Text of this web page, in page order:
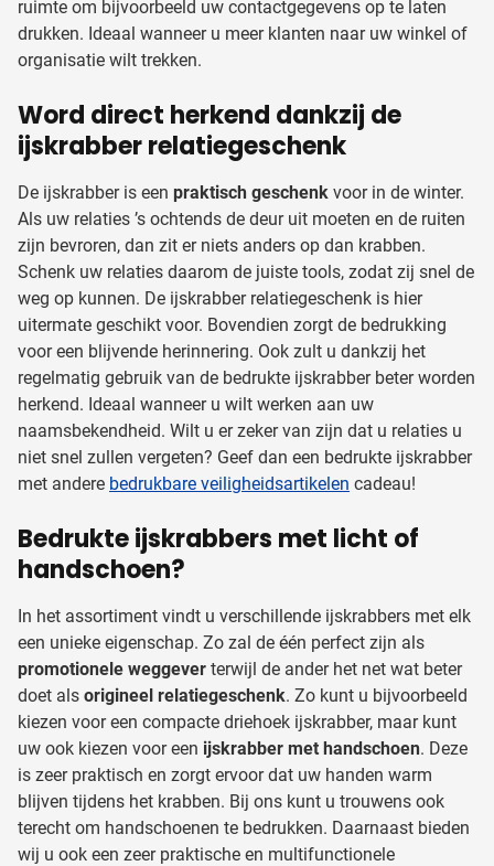
ruimte om bijvoorbeeld uw contactgegevens op te laten
drukken. Ideaal wanneer u meer klanten naar uw winkel of
organisatie wilt trekken.
Word direct herkend dankzij de
ijskrabber relatiegeschenk
De ijskrabber is een praktisch geschenk voor in de winter.
Als uw relaties ’s ochtends de deur uit moeten en de ruiten
zijn bevroren, dan zit er niets anders op dan krabben.
Schenk uw relaties daarom de juiste tools, zodat zij snel de
weg op kunnen. De ijskrabber relatiegeschenk is hier
uitermate geschikt voor. Bovendien zorgt de bedrukking
voor een blijvende herinnering. Ook zult u dankzij het
regelmatig gebruik van de bedrukte ijskrabber beter worden
herkend. Ideaal wanneer u wilt werken aan uw
naamsbekendheid. Wilt u er zeker van zijn dat u relaties u
niet snel zullen vergeten? Geef dan een bedrukte ijskrabber
met andere bedrukbare veiligheidsartikelen cadeau!
Bedrukte ijskrabbers met licht of
handschoen?
In het assortiment vindt u verschillende ijskrabbers met elk
een unieke eigenschap. Zo zal de één perfect zijn als
promotionele weggever terwijl de ander het net wat beter
doet als origineel relatiegeschenk. Zo kunt u bijvoorbeeld
kiezen voor een compacte driehoek ijskrabber, maar kunt
uw ook kiezen voor een ijskrabber met handschoen. Deze
is zeer praktisch en zorgt ervoor dat uw handen warm
blijven tijdens het krabben. Bij ons kunt u trouwens ook
terecht om handschoenen te bedrukken. Daarnaast bieden
wij u ook een zeer praktische en multifunctionele